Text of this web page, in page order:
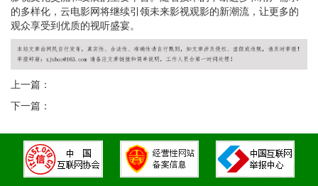
的多样化，云电影网将继续引领未来影视观影的新潮流，让更多的
观众享受到优质的视听盛宴。
上一篇：
下一篇：